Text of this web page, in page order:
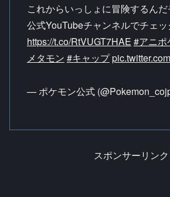
これからいっしょに冒険するんだ
公式YouTubeチャンネルでチェッ
https://t.co/RtVUGT7HAE #アニポ
メタモン #キャップ
— ポケモン公式
スポンサーリンク